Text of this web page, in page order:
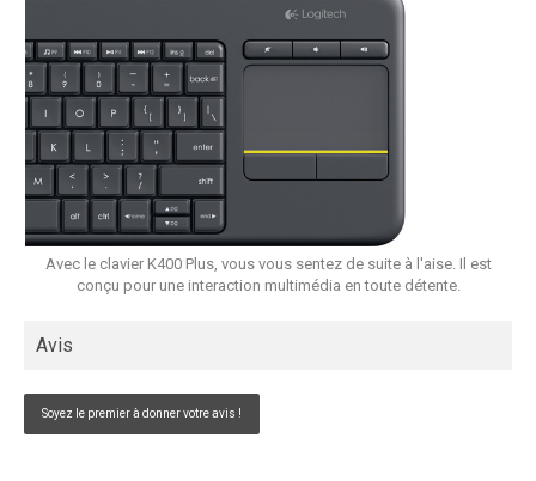
Avec le clavier K400 Plus, vous vous sentez de suite à l'aise. Il est
conçu pour une interaction multimédia en toute détente.
Avis
Soyez le premier à donner votre avis !